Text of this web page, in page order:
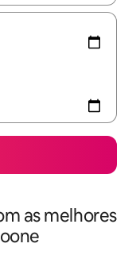
as melhores